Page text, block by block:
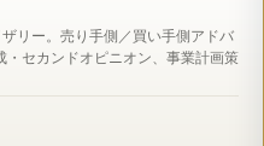
リー。売り手側／買い手側アドバ
セカンドオピニオン、事業計画策